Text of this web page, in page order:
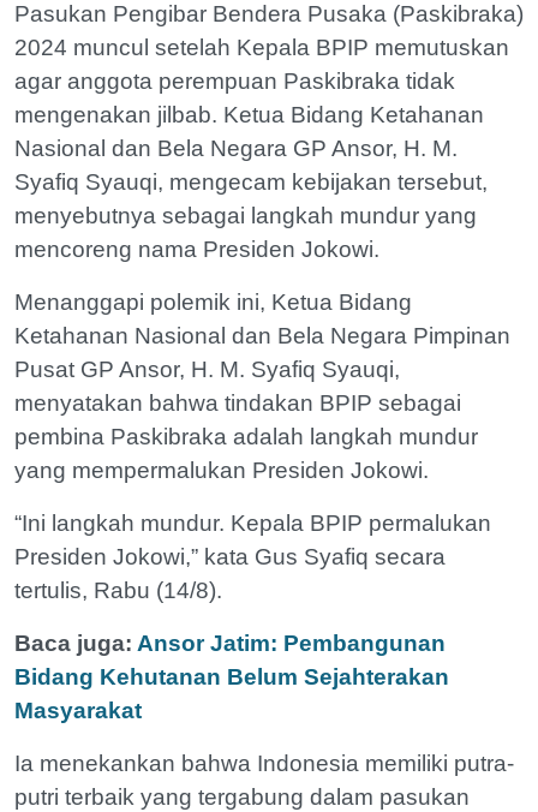
Pasukan Pengibar Bendera Pusaka (Paskibraka)
2024 muncul setelah Kepala BPIP memutuskan
agar anggota perempuan Paskibraka tidak
mengenakan jilbab. Ketua Bidang Ketahanan
Nasional dan Bela Negara GP Ansor, H. M.
Syafiq Syauqi, mengecam kebijakan tersebut,
menyebutnya sebagai langkah mundur yang
mencoreng nama Presiden Jokowi.
Menanggapi polemik ini, Ketua Bidang
Ketahanan Nasional dan Bela Negara Pimpinan
Pusat GP Ansor, H. M. Syafiq Syauqi,
menyatakan bahwa tindakan BPIP sebagai
pembina Paskibraka adalah langkah mundur
yang mempermalukan Presiden Jokowi.
“Ini langkah mundur. Kepala BPIP permalukan
Presiden Jokowi,” kata Gus Syafiq secara
tertulis, Rabu (14/8).
Baca juga: Ansor Jatim: Pembangunan
Bidang Kehutanan Belum Sejahterakan
Masyarakat
Ia menekankan bahwa Indonesia memiliki putra-
putri terbaik yang tergabung dalam pasukan